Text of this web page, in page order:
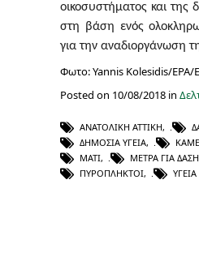
οικοσυστήματος και της
στη βάση ενός
για την αναδιοργάνωση
Φωτο: Yannis Kolesidis/EPA/
Posted on 10/08/2018 in
ΑΝΑΤΟΛΙΚΉ ΑΤΤΙΚΉ,
ΔΗΜΌΣΙΑ ΥΓΕΊΑ,
ΜΆΤΙ, ΜΈΤΡΑ ΓΙΑ ΔΆΣΗ
ΠΥΡΌΠΛΗΚΤΟΙ, ΥΓΕΊΑ